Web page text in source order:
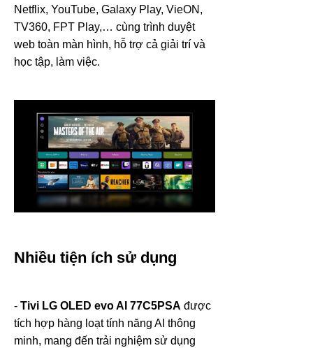
Netflix, YouTube, Galaxy Play, VieON,
TV360, FPT Play,… cùng trình duyệt
web toàn màn hình, hỗ trợ cả giải trí và
học tập, làm việc.
Nhiều tiện ích sử dụng
- Tivi LG OLED evo AI 77C5PSA được
tích hợp hàng loạt tính năng AI thông
minh, mang đến trải nghiệm sử dụng